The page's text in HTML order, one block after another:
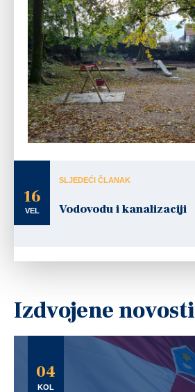
16
VEL
SLJEDEĆI ČLANAK
Vodovodu i kanalizaciji
Izdvojene novosti
04
KOL